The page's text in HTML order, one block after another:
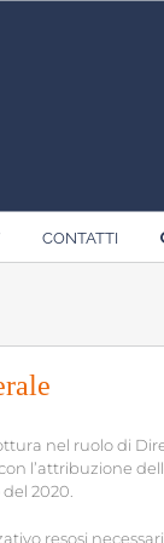
CONTATTI
nel ruolo di
l’attribuzione
2020.
resosi